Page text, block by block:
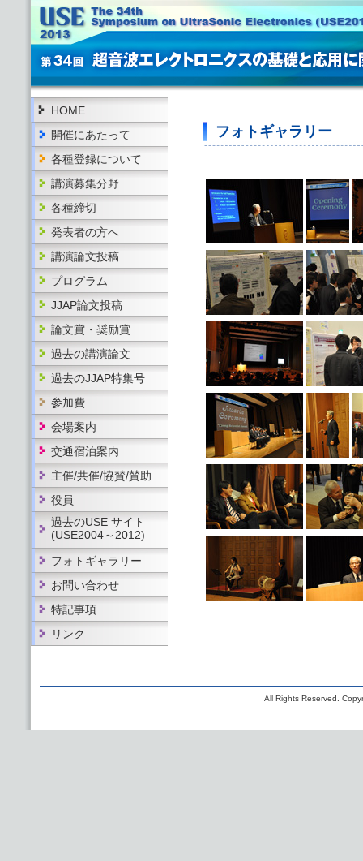
HOME
開催にあたって
各種登録について
講演募集分野
各種締切
発表者の方へ
講演論文投稿
プログラム
JJAP論文投稿
論文賞・奨励賞
過去の講演論文
過去のJJAP特集号
参加費
会場案内
交通宿泊案内
主催/共催/協賛/賛助
役員
過去のUSE サイト
(USE2004～2012)
フォトギャラリー
お問い合わせ
特記事項
リンク
フォトギャラリー
All Rights Reserved.